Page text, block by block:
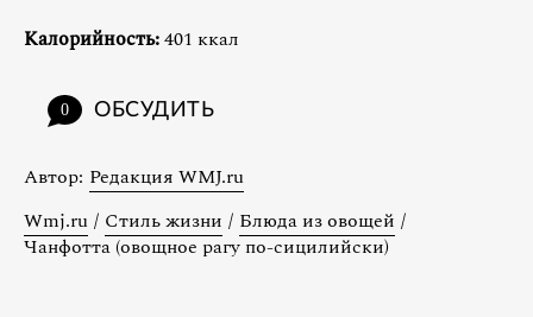
Калорийность:401 ккал
0 ОБСУДИТЬ
Автор: Редакция WMJ.ru
Wmj.ru / Стиль жизни / Блюда из овощей /
Чанфотта (овощное рагу по-сицилийски)